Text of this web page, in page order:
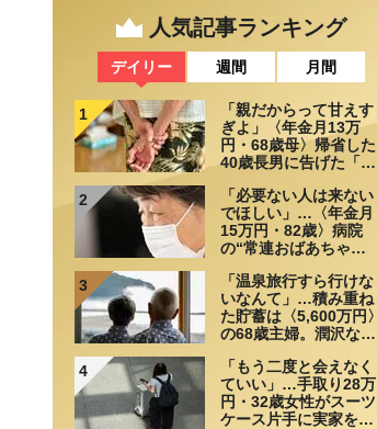
人気記事ランキング
デイリー 週間 月間
1
「親だからって甘えす
ぎよ」〈年金月13万
円・68歳母〉帰省した
40歳長男に告げた「も
2
「必要ない人は来ない
でほしい」…〈年金月
15万円・82歳〉病院
の“常連おばあちゃ
社員の本音。それでも
通い続ける理由
3
「温泉旅行すら行けな
いなんて」…積み重ね
た貯蓄は〈5,600万円〉
の68歳主婦。潤沢な老
「馬鹿だった」肩を落
とす理由
4
「もう二度と会えなく
ていい」…手取り28万
円・32歳女性がスーツ
ケース片手に実家を飛